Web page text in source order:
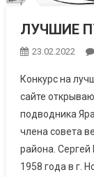
ЛУЧШИЕ
23.02.2022
Конкурс на
сайте
подводника
члена совета
района. Сергей
1958 года в г.